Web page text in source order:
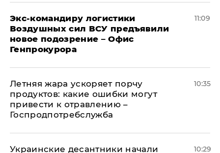
Экс-командиру логистики
Воздушных сил ВСУ предъявили
новое подозрение – Офис
Генпрокурора
11:09
Летняя жара ускоряет порчу
продуктов: какие ошибки могут
привести к отравлению –
Госпродпотребслужба
10:35
Украинские десантники начали 10:29